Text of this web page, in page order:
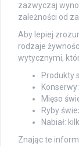
zazwyczaj
zależności od
Aby lepiej
rodzaje
wytycznymi,
Produkty
Mięso
Ryby
Nabiał:
Znając te